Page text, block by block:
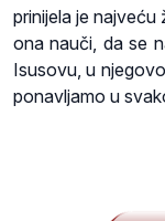
prinijela je
ona nauči, da se
Isusovu, u
ponavljamo u